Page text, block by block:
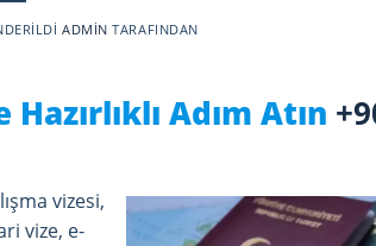
ADMIN TARAFINDAN
Adım Atın
vizesi,
vize, e-